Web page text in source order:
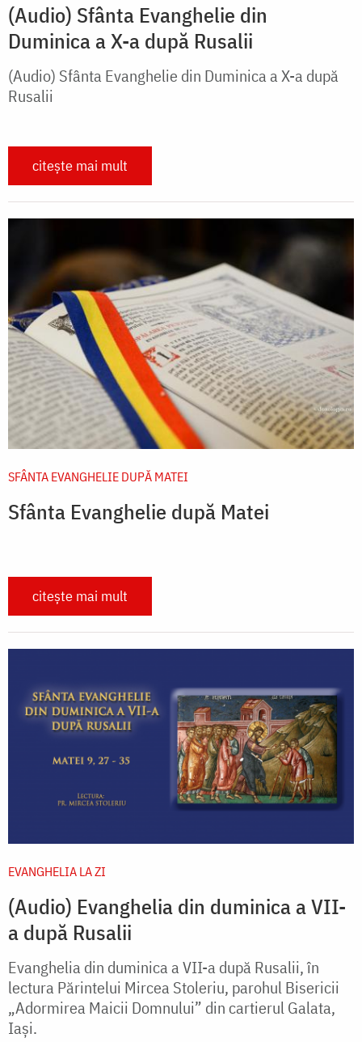
(Audio) Sfânta Evanghelie din
Duminica a X-a după Rusalii
(Audio) Sfânta Evanghelie din Duminica a X-a după
Rusalii
citește mai mult
SFÂNTA EVANGHELIE DUPĂ MATEI
Sfânta Evanghelie după Matei
citește mai mult
EVANGHELIA LA ZI
(Audio) Evanghelia din duminica a VII-
a după Rusalii
Evanghelia din duminica a VII-a după Rusalii, în
lectura Părintelui Mircea Stoleriu, parohul Bisericii
„Adormirea Maicii Domnului” din cartierul Galata,
Iași.